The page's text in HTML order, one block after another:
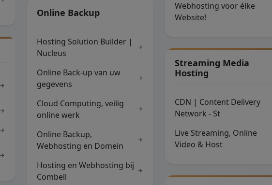
Online Backup
Hosting Solution Builder |
Nucleus
Online Back-up van uw
gegevens
Cloud Computing, veilig
online werk
Online Backup,
Webhosting en Domein
Hosting en Webhosting bij
Combell
Webhosting voor élke
Website!
Streaming Media
Hosting
CDN | Content Delivery
Network - St
Live Streaming, Online
Video & Host